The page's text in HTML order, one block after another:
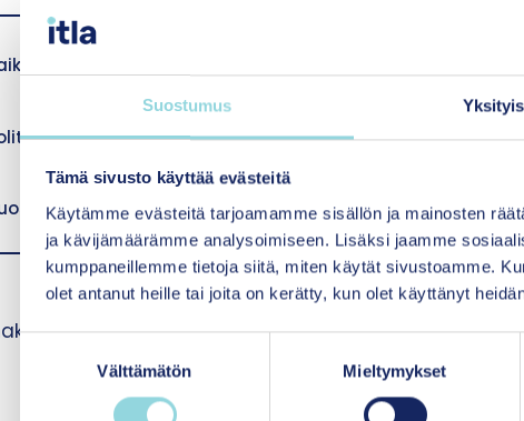
Suostumus
Tämä sivusto käyttää evästeitä
Käytämme evästeitä tarjoamamme sisällön ja mainosten
ja kävijämäärämme analysoimiseen. Lisäksi jaamme
kumppaneillemme tietoja siitä, miten käytät sivustoamme.
olet antanut heille tai joita on kerätty, kun olet käyttänyt
Välttämätön Mieltymykset
ja tietokoosteet Raportit
ja säännöt